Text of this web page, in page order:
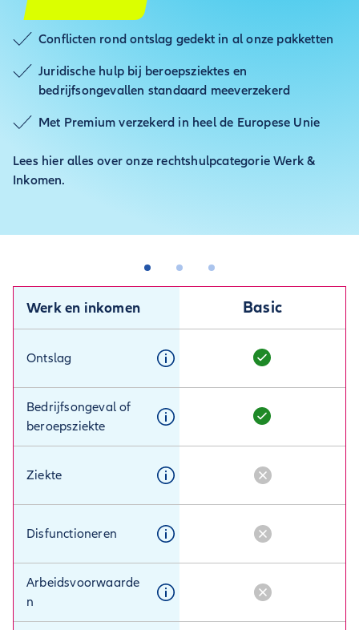
Conflicten rond ontslag gedekt in al onze pakketten
Juridische hulp bij beroepsziektes en
bedrijfsongevallen standaard meeverzekerd
Met Premium verzekerd in heel de Europese Unie
Lees hier alles over onze rechtshulpcategorie Werk &
Inkomen.
Werk en inkomen
Ontslag
Bedrijfsongeval of
beroepsziekte
Ziekte
Disfunctioneren
Arbeidsvoorwaarde
n
Basic